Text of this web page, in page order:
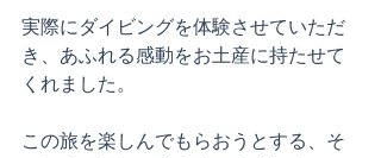
実際にダイビングを体験させていただ
き、あふれる感動をお土産に持たせて
くれました。
この旅を楽しんでもらおうとする、そ